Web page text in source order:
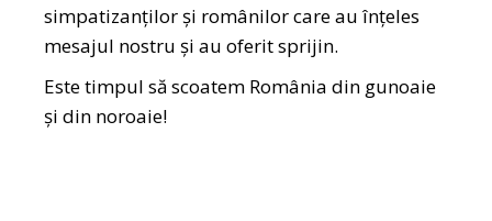
simpatizanților și românilor care au înțeles
mesajul nostru și au oferit sprijin.
Este timpul să scoatem România din gunoaie
și din noroaie!